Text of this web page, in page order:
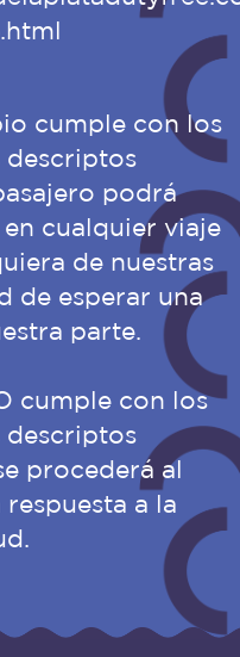
cumple con los
podrá
cualquier viaje
de nuestras
de esperar una
parte.
cumple con los
procederá al
a la